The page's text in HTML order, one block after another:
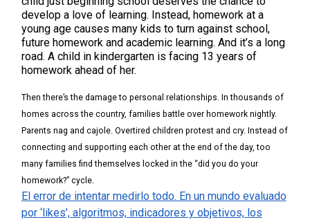
develop a love of learning. Instead, homework at a
young age causes many kids to turn against school,
future homework and academic learning. And it’s a long
road. A child in kindergarten is facing 13 years of
homework ahead of her.
Then there’s the damage to personal relationships. In thousands of
homes across the country, families battle over homework nightly.
Parents nag and cajole. Overtired children protest and cry. Instead of
connecting and supporting each other at the end of the day, too
many families find themselves locked in the “did you do your
homework?” cycle.
El error de intentar medirlo todo. En un mundo evaluado
por ‘likes’, algoritmos, indicadores y objetivos, los